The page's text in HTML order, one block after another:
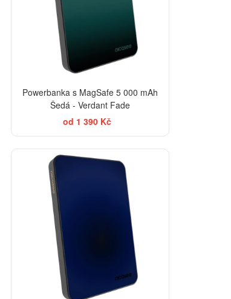
Powerbanka s MagSafe 5 000 mAh
Šedá - Verdant Fade
od 1 390 Kč